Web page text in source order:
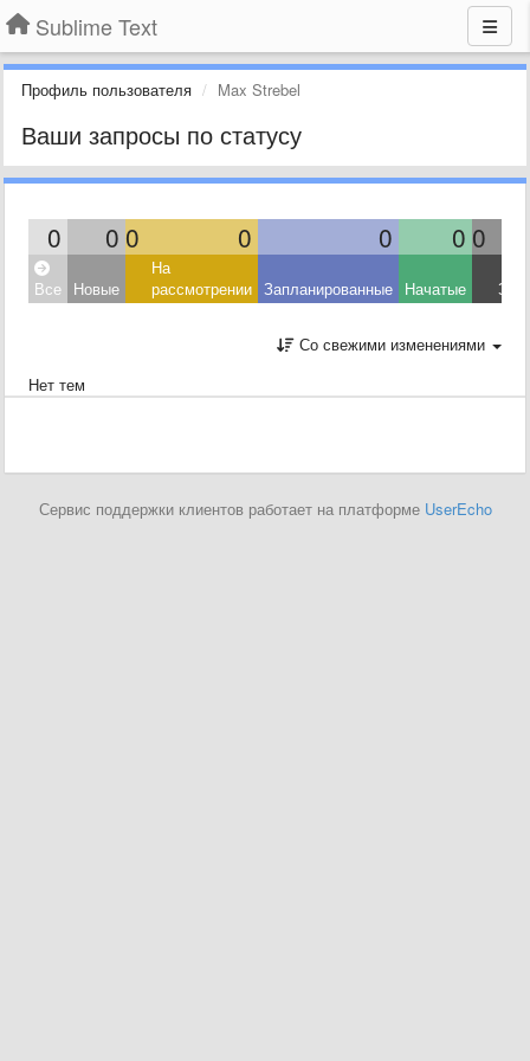
Sublime Text
Профиль пользователя Max Strebel
Ваши запросы по статусу
0 0 0 0 0 0 0
Все Новые
На
рассмотрении Запланированные Начатые
Со свежими изменениями
Нет тем
Сервис поддержки клиентов работает на платформе UserEcho